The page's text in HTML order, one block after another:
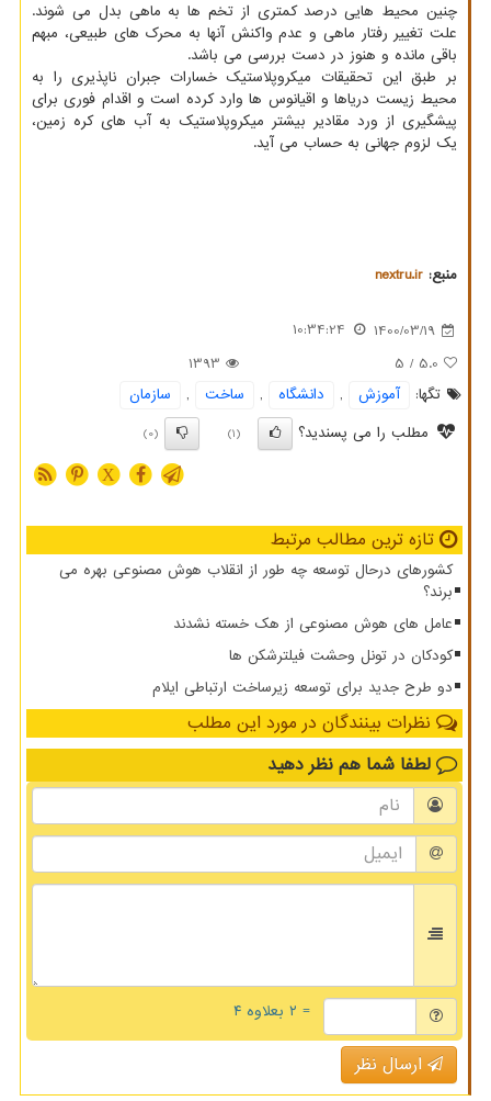
چنین محیط هایی درصد کمتری از تخم ها به ماهی بدل می شوند.
علت تغییر رفتار ماهی و عدم واکنش آنها به محرک های طبیعی، مبهم
باقی مانده و هنوز در دست بررسی می باشد.
بر طبق این تحقیقات میکروپلاستیک خسارات جبران ناپذیری را به
محیط زیست دریاها و اقیانوس ها وارد کرده است و اقدام فوری برای
پیشگیری از ورد مقادیر بیشتر میکروپلاستیک به آب های کره زمین،
یک لزوم جهانی به حساب می آید.
منبع: nextru.ir
1400/03/19
10:34:24
5.0
/ 5
1393
تگها:
آموزش , دانشگاه , ساخت ,
سازمان
مطلب را می پسندید؟
(1)
(0)
X
تازه ترین مطالب مرتبط
کشورهای درحال توسعه چه طور از انقلاب هوش مصنوعی بهره می
برند؟
عامل های هوش مصنوعی از هک خسته نشدند
کودکان در تونل وحشت فیلترشکن ها
دو طرح جدید برای توسعه زیرساخت ارتباطی ایلام
نظرات بینندگان در مورد این مطلب
لطفا شما هم نظر دهید
= ۲ بعلاوه ۴
ارسال نظر